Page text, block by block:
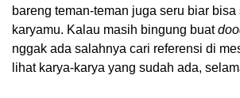
bareng teman-teman juga seru biar
karyamu. Kalau masih bingung buat
nggak ada salahnya cari referensi di
lihat karya-karya yang sudah ada,